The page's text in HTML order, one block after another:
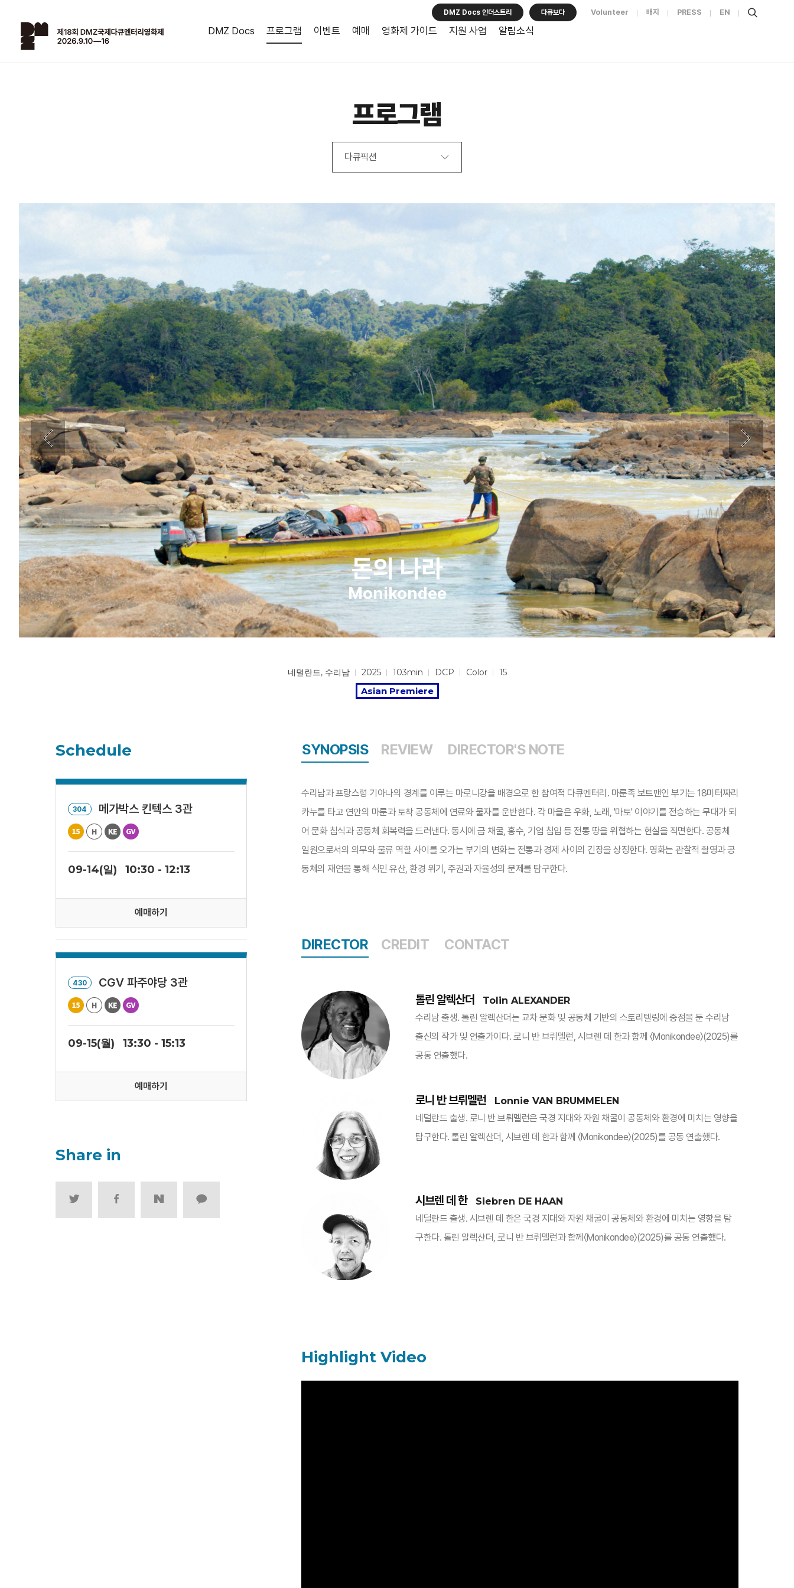
DMZ Docs 프로그램 이벤트 예매 영화제 가이드 지원 사업 알림소식
DMZ Docs 인더스트리 다큐보다 Volunteer 배지 PRESS EN
프로그램
다큐픽션
돈의 나라
Monikondee
네덜란드, 수리남 2025 103min DCP Color 15
Asian Premiere
SYNOPSIS REVIEW DIRECTOR'S NOTE
수리남과 프랑스령 기아나의 경계를 이루는 마로니강을 배경으로 한 참여적 다큐멘터리. 마룬족 보트맨인 부기는 18미터짜리
카누를 타고 연안의 마룬과 토착 공동체에 연료와 물자를 운반한다. 각 마을은 우화, 노래, '마토' 이야기를 전승하는 무대가 되
어 문화 침식과 공동체 회복력을 드러낸다. 동시에 금 채굴, 홍수, 기업 침입 등 전통 땅을 위협하는 현실을 직면한다. 공동체
일원으로서의 의무와 물류 역할 사이를 오가는 부기의 변화는 전통과 경제 사이의 긴장을 상징한다. 영화는 관찰적 촬영과 공
동체의 재연을 통해 식민 유산, 환경 위기, 주권과 자율성의 문제를 탐구한다.​
DIRECTOR CREDIT CONTACT
톨린 알렉산더
Tolin ALEXANDER
수리남 출생. 톨린 알렉산더는 교차 문화 및 공동체 기반의 스토리텔링에 중점을 둔 수리남
출신의 작가 및 연출가이다. 로니 반 브뤼멜런, 시브렌 데 한과 함께 〈Monikondee〉(2025)를
공동 연출했다.
로니 반 브뤼멜런
Lonnie VAN BRUMMELEN
네덜란드 출생. 로니 반 브뤼멜런은 국경 지대와 자원 채굴이 공동체와 환경에 미치는 영향을
탐구한다. 톨린 알렉산더, 시브렌 데 한과 함께 〈Monikondee〉(2025)를 공동 연출했다.
시브렌 데 한
Siebren DE HAAN
네덜란드 출생. 시브렌 데 한은 국경 지대와 자원 채굴이 공동체와 환경에 미치는 영향을 탐
구한다. 톨린 알렉산더, 로니 반 브뤼멜런과 함께〈Monikondee〉(2025)를 공동 연출했다.
Highlight Video
Schedule
304 메가박스 킨텍스 3관
09-14(일) 10:30 - 12:13
예매하기
430 CGV 파주야당 3관
09-15(월) 13:30 - 15:13
예매하기
Share in